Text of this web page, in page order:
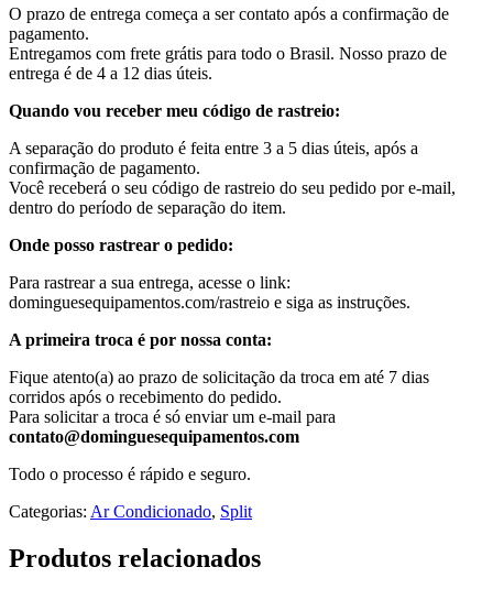
O prazo de entrega começa a ser contato após a confirmação de
pagamento.
Entregamos com frete grátis para todo o Brasil. Nosso prazo de
entrega é de 4 a 12 dias úteis.
Quando vou receber meu código de rastreio:
A separação do produto é feita entre 3 a 5 dias úteis, após a
confirmação de pagamento.
Você receberá o seu código de rastreio do seu pedido por e-mail,
dentro do período de separação do item.
Onde posso rastrear o pedido:
Para rastrear a sua entrega, acesse o link:
dominguesequipamentos.com/rastreio e siga as instruções.
A primeira troca é por nossa conta:
Fique atento(a) ao prazo de solicitação da troca em até 7 dias
corridos após o recebimento do pedido.
Para solicitar a troca é só enviar um e-mail para
contato@dominguesequipamentos.com
Todo o processo é rápido e seguro.
Categorias: Ar Condicionado, Split
Produtos relacionados